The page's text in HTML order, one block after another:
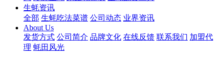
生蚝资讯
全部 生蚝吃法菜谱 公司动态 业界资讯
About Us
发货方式 公司简介 品牌文化 在线反馈 联系我们 加盟代
理 蚝田风光